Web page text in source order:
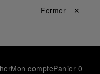
Fermer ✕
Mon comptePanier 0